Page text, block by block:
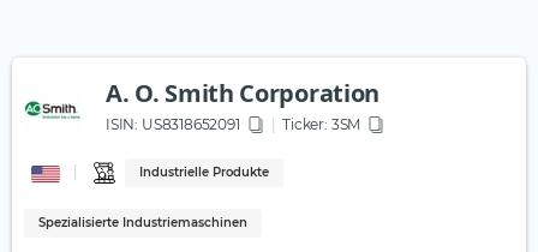
A. O. Smith Corporation
ISIN: US8318652091 Ticker: 3SM
Industrielle Produkte
Spezialisierte Industriemaschinen